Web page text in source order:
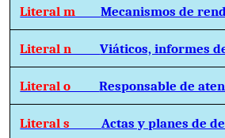
Literal mMecanismos de
Literal nViáticos, informes
Literal oResponsable de
Literal s Actas y planes de